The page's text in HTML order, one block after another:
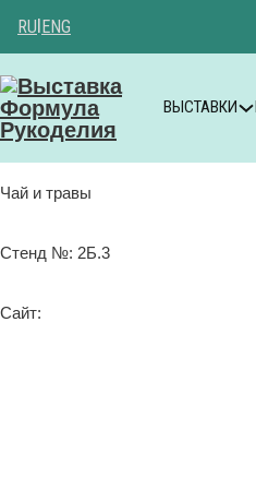
RU|ENG
ВЫСТАВКИ
Чай и травы
Стенд №: 2Б.3
Сайт: